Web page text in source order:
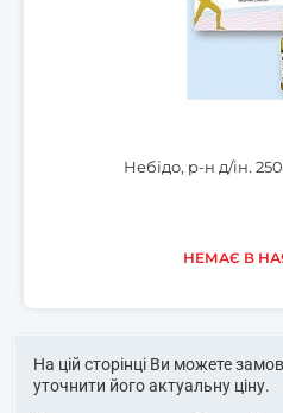
Небідо, р-н д/ін.
НЕМАЄ В
На цій сторінці Ви можете
уточнити його актуальну ціну.